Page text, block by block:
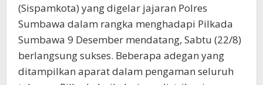
(Sispamkota) yang digelar jajaran Polres
Sumbawa dalam rangka menghadapi Pilkada
Sumbawa 9 Desember mendatang, Sabtu (22/8)
berlangsung sukses. Beberapa adegan yang
ditampilkan aparat dalam pengaman seluruh